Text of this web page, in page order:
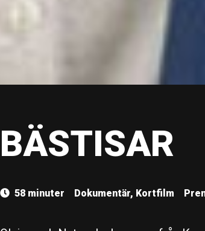
BÄSTISAR
58 minuter Dokumentär, Kortfilm